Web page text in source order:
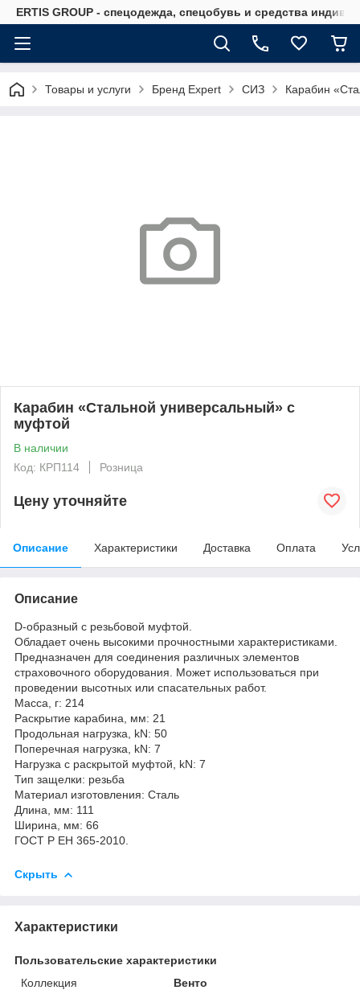
ERTIS GROUP - спецодежда, спецобувь и средства
Товары и услуги Бренд Expert СИЗ Карабин
Карабин «Стальной универсальный» с
муфтой
В наличии
Код: КРП114
Розница
Цену уточняйте
Описание Характеристики Доставка Оплата
Описание
D-образный с резьбовой муфтой.
Обладает очень высокими прочностными характеристиками.
Предназначен для соединения различных элементов
страховочного оборудования. Может использоваться при
проведении высотных или спасательных работ.
Масса, г: 214
Раскрытие карабина, мм: 21
Продольная нагрузка, kN: 50
Поперечная нагрузка, kN: 7
Нагрузка с раскрытой муфтой, kN: 7
Тип защелки: резьба
Материал изготовления: Сталь
Длина, мм: 111
Ширина, мм: 66
ГОСТ Р ЕН 365-2010.
Скрыть
Характеристики
Пользовательские характеристики
Коллекция
Венто